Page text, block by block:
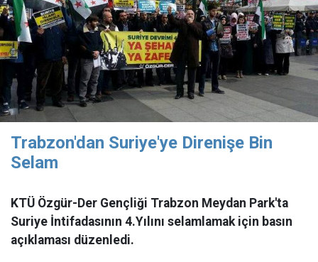
Trabzon'dan Suriye'ye Direnişe Bin
Selam
KTÜ Özgür-Der Gençliği Trabzon Meydan Park'ta
Suriye İntifadasının 4.Yılını selamlamak için basın
açıklaması düzenledi.